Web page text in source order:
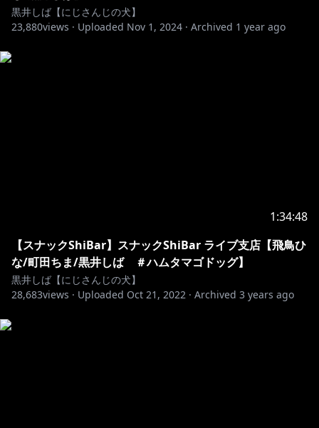
黒井しば【にじさんじの犬】
23,880views · Uploaded Nov 1, 2024 · Archived 1 year ago
1:34:48
【スナックShiBar】スナックShiBar ライブ支店【飛鳥ひ
な/町田ちま/黒井しば ＃ハムタマゴドッグ】
黒井しば【にじさんじの犬】
28,683views · Uploaded Oct 21, 2022 · Archived 3 years ago